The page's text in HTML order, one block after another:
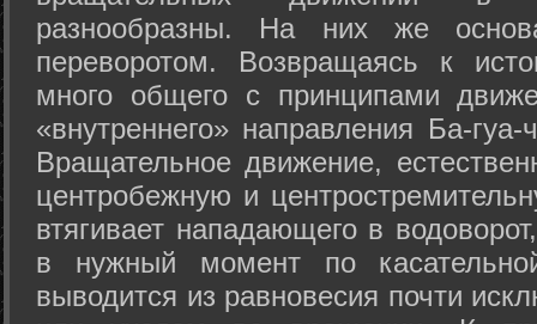
разнообразны. На них же
переворотом. Возвращаясь к
много общего с принципами
«внутреннего» направления Ба-
Вращательное движение,
центробежную и
втягивает нападающего в
в нужный момент по
выводится из равновесия почти